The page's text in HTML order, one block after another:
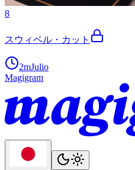
8
スウィベル・カット
2mJulio
Magigram